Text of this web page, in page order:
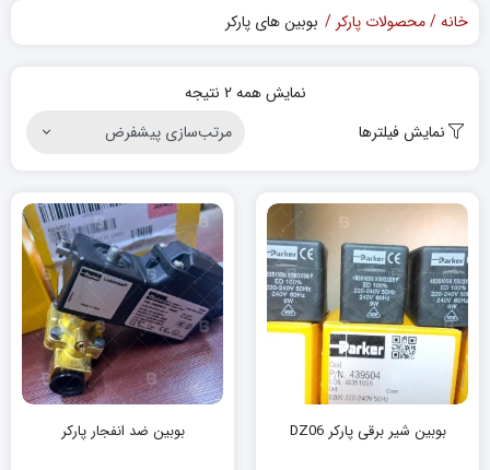
خانه محصولات پارکر بوبین های پارکر
نمایش همه 2 نتیجه
نمایش فیلترها
بوبین شیر برقی پارکر DZ06 بوبین ضد انفجار پارکر